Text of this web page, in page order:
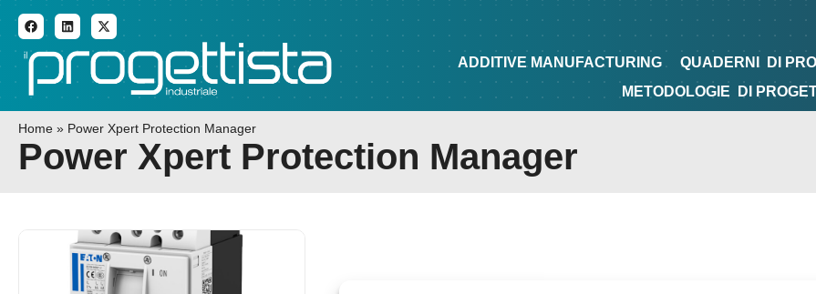
ADDITIVE MANUFACTURING QUADERNI DI PROGETTAZIONE TIPS&TRICKS
ADDITIVE MANUFACTURING QUADERNI DI
METODOLOGIE
DI
Home » Power Xpert Protection Manager
Power Xpert Protection Manager